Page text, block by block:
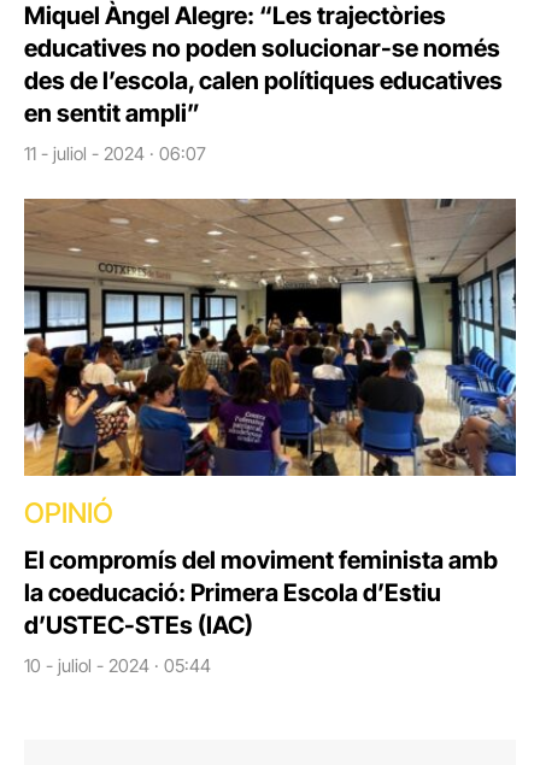
Miquel Àngel Alegre: “Les trajectòries
educatives no poden solucionar-se només
des de l’escola, calen polítiques educatives
en sentit ampli”
11 - juliol - 2024 · 06:07
OPINIÓ
El compromís del moviment feminista amb
la coeducació: Primera Escola d’Estiu
d’USTEC-STEs (IAC)
10 - juliol - 2024 · 05:44